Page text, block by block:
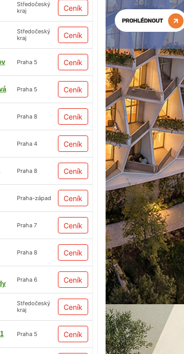
Středočeský
kraj
Ceník
Středočeský
kraj
Ceník
Praha 5 Ceník
Praha 5 Ceník
Praha 8 Ceník
Praha 4 Ceník
Praha 8 Ceník
Praha-západ Ceník
Praha 7 Ceník
Praha 8 Ceník
Praha 6 Ceník
Středočeský
kraj
Ceník
Praha 5 Ceník